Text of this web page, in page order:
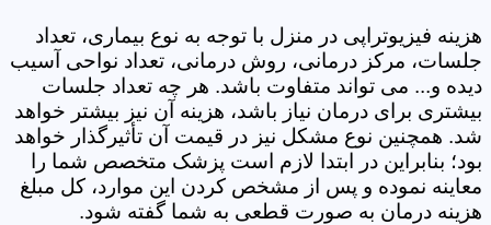
هزینه فیزیوتراپی در منزل با توجه به نوع بیماری، تعداد
جلسات، مرکز درمانی، روش درمانی، تعداد نواحی آسیب
دیده و... می تواند متفاوت باشد. هر چه تعداد جلسات
بیشتری برای درمان نیاز باشد، هزینه آن نیز بیشتر خواهد
شد. همچنین نوع مشکل نیز در قیمت آن تأثیرگذار خواهد
بود؛ بنابراین در ابتدا لازم است پزشک متخصص شما را
معاینه نموده و پس از مشخص کردن این موارد، کل مبلغ
هزینه درمان به صورت قطعی به شما گفته شود.